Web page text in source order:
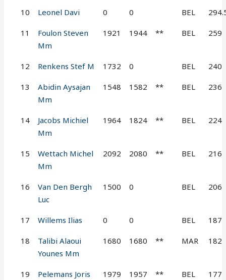
10 Leonel Davi 0 0 BEL
11
Foulon Steven
Mm
1921 1944 ** BEL 259
12 Renkens Stef M 1732 0 BEL 240
13
Abidin Aysajan
Mm
1548 1582 ** BEL 236
14
Jacobs Michiel
Mm
1964 1824 ** BEL 224
15
Wettach Michel
Mm
2092 2080 ** BEL 216
16
Van Den Bergh
Luc
1500 0 BEL 206
17 Willems Ilias 0 0 BEL 187
18
Talibi Alaoui
Younes Mm
1680 1680 ** MAR 182
19
Pelemans Joris
1979 1957 ** BEL 177